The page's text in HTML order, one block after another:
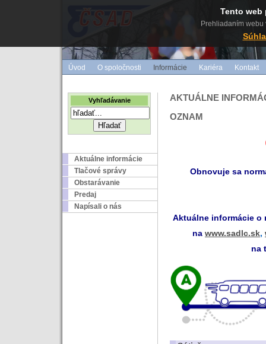
Úvod O spoločnosti Informácie Kariéra Kontakt
Vyhľadávanie
Aktuálne informácie
Tlačové správy
Obstarávanie
Predaj
Napísali o nás
AKTUÁLNE
OZNAM
Obnovuje sa
Aktuálne informácie o
na www.sadlc.sk,
na
Tento web
Prehliadaním